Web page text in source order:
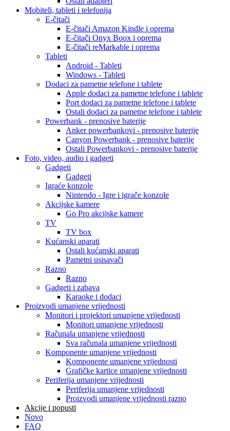
Mobiteli, tableti i telefonija
E-čitači
E-čitači Amazon Kindle i oprema
E-čitači Onyx Boox i oprema
E-čitači reMarkable i oprema
Tableti
Android - Tableti
Windows - Tableti
Dodaci za pametne telefone i tablete
Apple dodaci za pametne telefone i tablete
Port dodaci za pametne telefone i tablete
Ostali dodaci za pametne telefone i tablete
Powerbank - prenosive baterije
Anker powerbankovi - prenosive baterije
Canyon Powerbank - prenosive baterije
Ostali Powerbankovi - prenosive baterije
Foto, video, audio i gadgeti
Gadgeti
Gadgeti
Igraće konzole
Nintendo - Igre i igrače konzole
Akcijske kamere
Go Pro akcijske kamere
TV
TV box
Kućanski aparati
Ostali kućanski aparati
Pametni usisavači
Razno
Razno
Gadgeti i zabava
Karaoke i dodaci
Proizvodi umanjene vrijednosti
Monitori i projektori umanjene vrijednosti
Monitori umanjene vrijednosti
Računala umanjene vrijednosti
Sva računala umanjene vrijednosti
Komponente umanjene vrijednosti
Komponente umanjene vrijednosti
Grafičke kartice umanjene vrijednosti
Periferija umanjene vrijednosti
Periferija umanjene vrijednosti
Proizvodi umanjene vrijednosti razno
Akcije i popusti
Novo
FAQ